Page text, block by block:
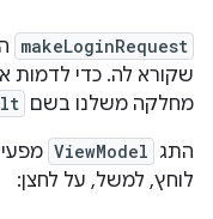
makeLoginRequest
שקורא לה. כדי
מחלקה משלנו בשם
התג ViewModel
לוחץ, למשל, על לחצן: